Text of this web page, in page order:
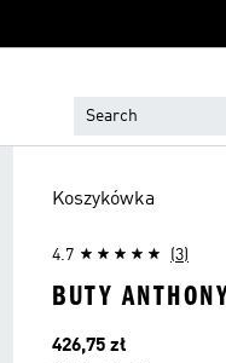
Koszykówka
4.7 (3)
BUTY
Bieżąca cena
426,75 zł